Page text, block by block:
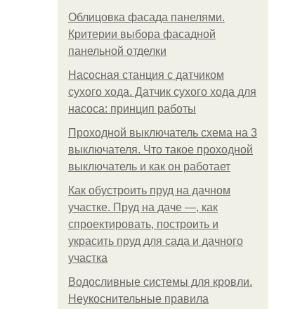
Облицовка фасада панелями.
Критерии выбора фасадной
панельной отделки
Насосная станция с датчиком
сухого хода. Датчик сухого хода для
насоса: принцип работы
Проходной выключатель схема на 3
выключателя. Что такое проходной
выключатель и как он работает
Как обустроить пруд на дачном
участке. Пруд на даче —, как
спроектировать, построить и
украсить пруд для сада и дачного
участка
Водосливные системы для кровли.
Неукоснительные правила